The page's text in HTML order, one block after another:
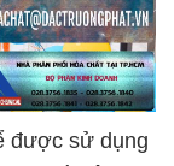
được sử dụng